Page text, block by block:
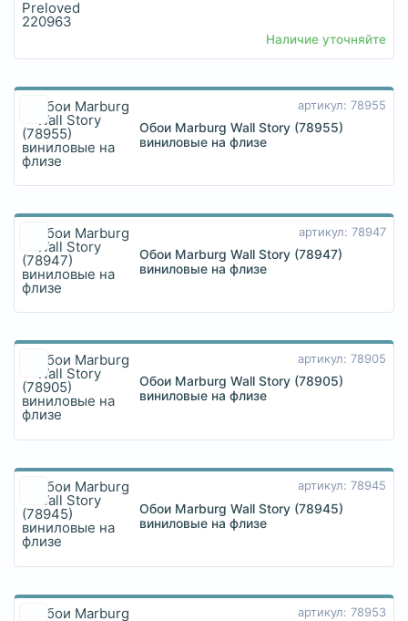
Наличие уточняйте
артикул: 78955
Обои Marburg Wall Story (78955)
виниловые на флизе
артикул: 78947
Обои Marburg Wall Story (78947)
виниловые на флизе
артикул: 78905
Обои Marburg Wall Story (78905)
виниловые на флизе
артикул: 78945
Обои Marburg Wall Story (78945)
виниловые на флизе
артикул: 78953